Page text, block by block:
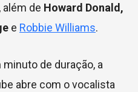
, além de Howard Donald,
e Robbie Williams.
de duração, a
abre com o vocalista